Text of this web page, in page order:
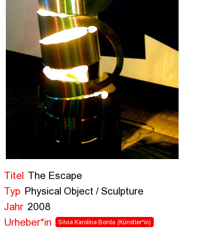
Titel
The Escape
Typ Physical Object / Sculpture
Jahr 2008
Urheber*in
Silvia Karolina Borda (Künstler*in)